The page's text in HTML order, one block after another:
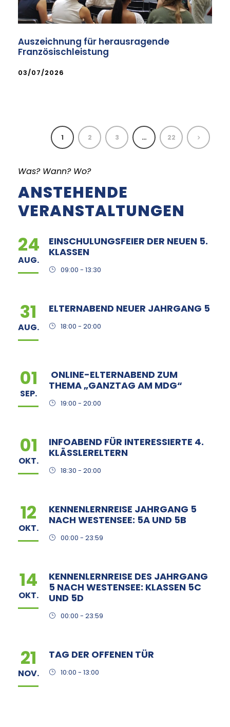
Auszeichnung für herausragende
Französischleistung
03/07/2026
1 2 3 … 22
Was? Wann? Wo?
ANSTEHENDE
VERANSTALTUNGEN
24
AUG.
EINSCHULUNGSFEIER DER NEUEN 5.
KLASSEN
09:00 - 13:30
31
AUG.
ELTERNABEND NEUER JAHRGANG 5
18:00 - 20:00
01
SEP.
ONLINE-ELTERNABEND ZUM
THEMA „GANZTAG AM MDG“
19:00 - 20:00
01
OKT.
INFOABEND FÜR INTERESSIERTE 4.
KLÄSSLERELTERN
18:30 - 20:00
12
OKT.
KENNENLERNREISE JAHRGANG 5
NACH WESTENSEE: 5A UND 5B
00:00 - 23:59
14
OKT.
KENNENLERNREISE DES JAHRGANG
5 NACH WESTENSEE: KLASSEN 5C
UND 5D
00:00 - 23:59
21
NOV.
TAG DER OFFENEN TÜR
10:00 - 13:00